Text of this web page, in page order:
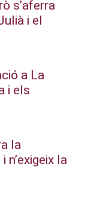
s’aferra
i el
a La
i els
la
n’exigeix la